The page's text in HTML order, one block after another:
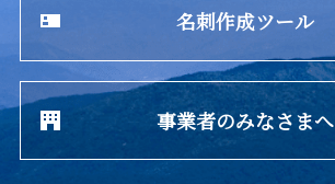
名刺作成ツール
事業者のみなさまへ